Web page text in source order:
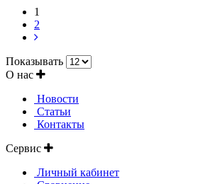
1
2
Показывать
О нас
Новости
Статьи
Контакты
Сервис
Личный кабинет